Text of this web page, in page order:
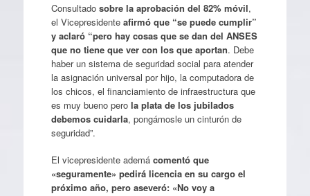
Consultado sobre la aprobación del 82% móvil,
el Vicepresidente afirmó que “se puede cumplir”
y aclaró “pero hay cosas que se dan del ANSES
que no tiene que ver con los que aportan. Debe
haber un sistema de seguridad social para atender
la asignación universal por hijo, la computadora de
los chicos, el financiamiento de infraestructura que
es muy bueno pero la plata de los jubilados
debemos cuidarla, pongámosle un cinturón de
seguridad”.
El vicepresidente ademácomentó que
«seguramente» pedirá licencia en su cargo el
próximo año, pero aseveró: «No voy a